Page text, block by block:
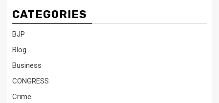
CATEGORIES
BJP
Blog
Business
CONGRESS
Crime